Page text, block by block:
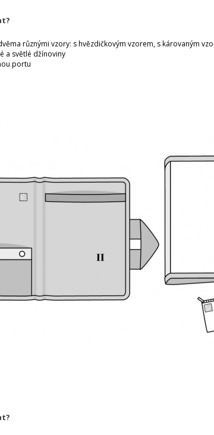
různými vzory: s hvězdičkovým vzorem, s károvaným
a světlé džínoviny
portu